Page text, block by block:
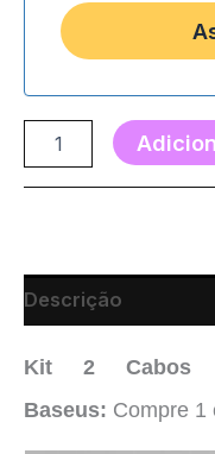
Descrição
Kit 2 Cabos
Baseus: Compre 1